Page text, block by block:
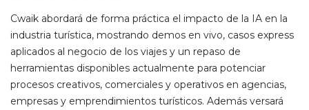
Cwaik abordará de forma práctica el impacto de la IA en la
industria turística, mostrando demos en vivo, casos express
aplicados al negocio de los viajes y un repaso de
herramientas disponibles actualmente para potenciar
procesos creativos, comerciales y operativos en agencias,
empresas y emprendimientos turísticos. Además versará